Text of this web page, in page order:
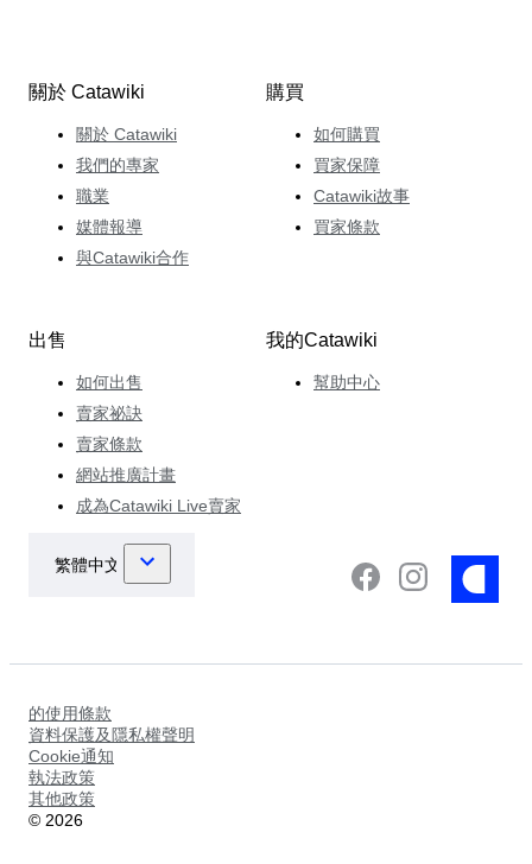
關於 Catawiki
關於 Catawiki
我們的專家
職業
媒體報導
與Catawiki合作
購買
如何購買
買家保障
Catawiki故事
買家條款
出售
如何出售
賣家祕訣
賣家條款
網站推廣計畫
成為Catawiki Live賣家
我的Catawiki
幫助中心
的使用條款
資料保護及隱私權聲明
Cookie通知
執法政策
其他政策
© 2026